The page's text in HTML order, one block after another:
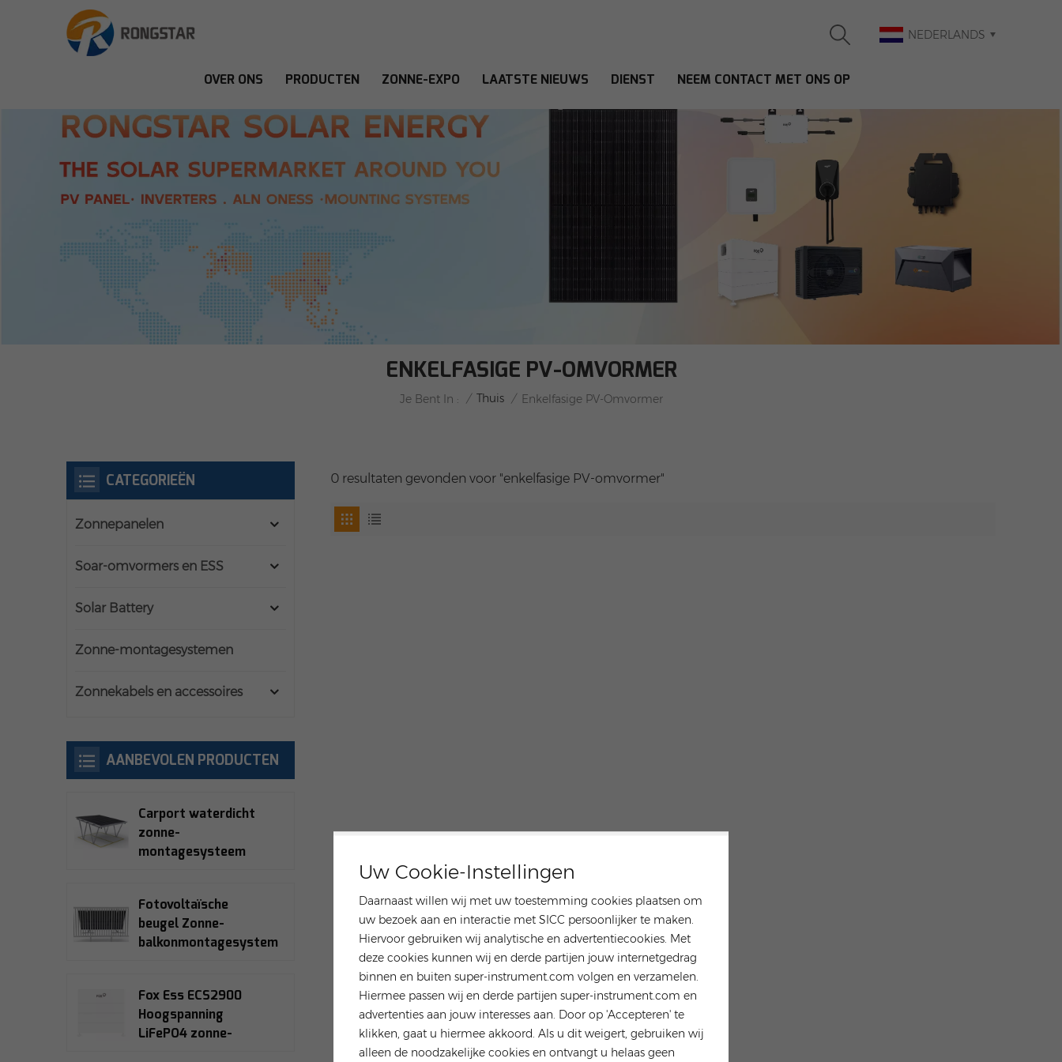
Uw Cookie-Instellingen
Daarnaast willen wij met uw toestemming cookies plaatsen om
uw bezoek aan en interactie met SICC persoonlijker te maken.
Hiervoor gebruiken wij analytische en advertentiecookies. Met
deze cookies kunnen wij en derde partijen jouw internetgedrag
binnen en buiten super-instrument.com volgen en verzamelen.
Hiermee passen wij en derde partijen super-instrument.com en
advertenties aan jouw interesses aan. Door op 'Accepteren' te
klikken, gaat u hiermee akkoord. Als u dit weigert, gebruiken wij
alleen de noodzakelijke cookies en ontvangt u helaas geen
NEDERLANDS
OVER ONS PRODUCTEN ZONNE-EXPO LAATSTE NIEUWS DIENST NEEM CONTACT MET ONS OP
ENKELFASIGE PV-OMVORMER
Je Bent In : / Thuis / Enkelfasige PV-Omvormer
0 resultaten gevonden voor "enkelfasige PV-omvormer"
CATEGORIEËN
Zonnepanelen
Soar-omvormers en ESS
Solar Battery
Zonne-montagesystemen
Zonnekabels en accessoires
AANBEVOLEN PRODUCTEN
Carport waterdicht
zonne-
montagesysteem
Fotovoltaïsche
beugel Zonne-
balkonmontagesystemen
Fox Ess ECS2900
Hoogspanning
LiFePO4 zonne-